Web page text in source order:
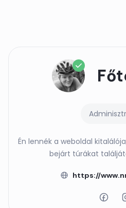
Én lennék a weboldal
bejárt túrákat
https://